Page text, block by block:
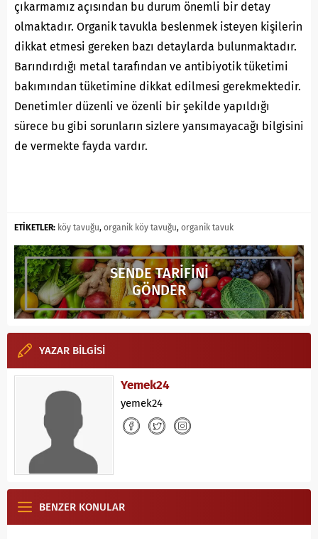
çıkarmamız açısından bu durum önemli bir detay
olmaktadır. Organik tavukla beslenmek isteyen kişilerin
dikkat etmesi gereken bazı detaylarda bulunmaktadır.
Barındırdığı metal tarafından ve antibiyotik tüketimi
bakımından tüketimine dikkat edilmesi gerekmektedir.
Denetimler düzenli ve özenli bir şekilde yapıldığı
sürece bu gibi sorunların sizlere yansımayacağı bilgisini
de vermekte fayda vardır.
ETİKETLER: köy tavuğu, organik köy tavuğu, organik tavuk
SENDE TARİFİNİ
GÖNDER
YAZAR BİLGİSİ
Yemek24
yemek24
BENZER KONULAR